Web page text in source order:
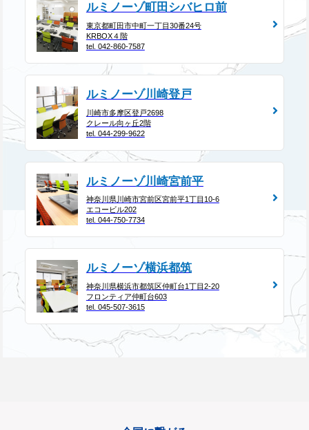
ルミノーゾ町田シバヒロ前
東京都町田市中町一丁目30番24号
KRBOX４階
tel. 042-860-7587
ルミノーゾ川崎登戸
川崎市多摩区登戸2698
クレール向ヶ丘2階
tel. 044-299-9622
ルミノーゾ川崎宮前平
神奈川県川崎市宮前区宮前平1丁目10-6
エコービル202
tel. 044-750-7734
ルミノーゾ横浜都筑
神奈川県横浜市都筑区仲町台1丁目2-20
フロンティア仲町台603
tel. 045-507-3615